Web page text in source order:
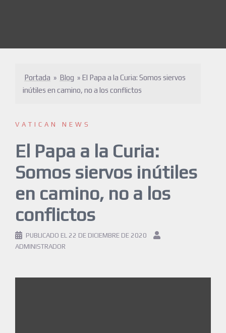
Portada » Blog » El Papa a la Curia: Somos siervos
inútiles en camino, no a los conflictos
VATICAN NEWS
El Papa a la Curia:
Somos siervos inútiles
en camino, no a los
conflictos
PUBLICADO EL 22 DE DICIEMBRE DE 2020
ADMINISTRADOR